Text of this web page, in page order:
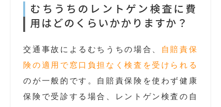
むちうちのレントゲン検査に費
用はどのくらいかかりますか？
交通事故によるむちうちの場合、
自賠責保
険の適用で窓口負担なく検査を受けられる
のが一般的です。自賠責保険を使わず健康
保険で受診する場合、レントゲン検査の自